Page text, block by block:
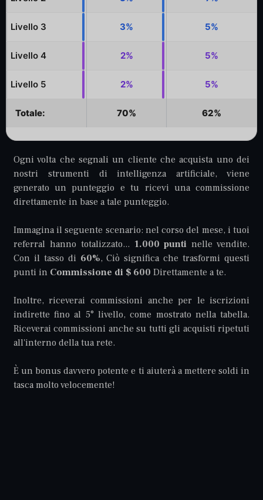
Livello 3 3% 5%
Livello 4 2% 5%
Livello 5 2% 5%
Totale: 70% 62%
Ogni volta che segnali un cliente che acquista uno dei
nostri strumenti di intelligenza artificiale, viene
generato un punteggio e tu ricevi una commissione
direttamente in base a tale punteggio.
Immagina il seguente scenario: nel corso del mese, i tuoi
referral hanno totalizzato... 1.000 punti nelle vendite.
Con il tasso di 60%, Ciò significa che trasformi questi
punti in Commissione di $ 600 Direttamente a te.
Inoltre, riceverai commissioni anche per le iscrizioni
indirette fino al 5° livello, come mostrato nella tabella.
Riceverai commissioni anche su tutti gli acquisti ripetuti
all'interno della tua rete.
È un bonus davvero potente e ti aiuterà a mettere soldi in
tasca molto velocemente!